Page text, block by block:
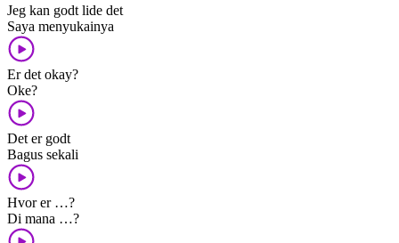
Jeg kan godt lide det
Saya menyukainya
Er det okay?
Oke?
Det er godt
Bagus sekali
Hvor er …?
Di mana …?